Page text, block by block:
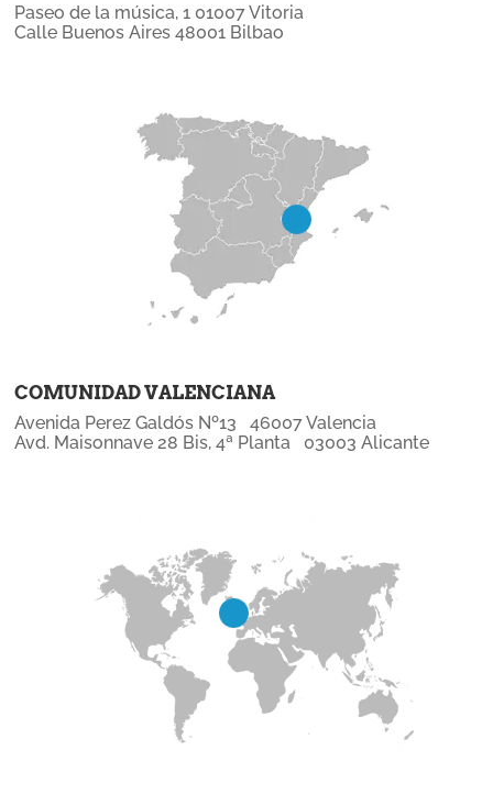
Paseo de la música, 1 01007 Vitoria
Calle Buenos Aires 48001 Bilbao
COMUNIDAD VALENCIANA
Avenida Perez Galdós Nº13 46007 Valencia
Avd. Maisonnave 28 Bis, 4ª Planta 03003 Alicante